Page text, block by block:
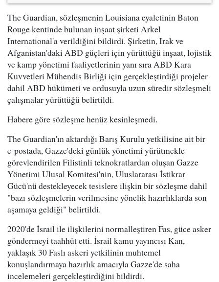
The Guardian, sözleşmenin Louisiana eyaletinin Baton
Rouge kentinde bulunan inşaat şirketi Arkel
International'a verildiğini bildirdi. Şirketin, Irak ve
Afganistan'daki ABD güçleri için yürüttüğü inşaat, lojistik
ve kamp yönetimi faaliyetlerinin yanı sıra ABD Kara
Kuvvetleri Mühendis Birliği için gerçekleştirdiği projeler
dahil ABD hükümeti ve ordusuyla uzun süredir sözleşmeli
çalışmalar yürüttüğü belirtildi.
Habere göre sözleşme henüz kesinleşmedi.
The Guardian'ın aktardığı Barış Kurulu yetkilisine ait bir
e-postada, Gazze'deki günlük yönetimi yürütmekle
görevlendirilen Filistinli teknokratlardan oluşan Gazze
Yönetimi Ulusal Komitesi'nin, Uluslararası İstikrar
Gücü'nü destekleyecek tesislere ilişkin bir sözleşme dahil
"bazı sözleşmelerin verilmesine yönelik hazırlıklarda son
aşamaya geldiği" belirtildi.
2020'de İsrail ile ilişkilerini normalleştiren Fas, güce asker
göndermeyi taahhüt etti. İsrail kamu yayıncısı Kan,
yaklaşık 30 Faslı askeri yetkilinin muhtemel
konuşlandırmaya hazırlık amacıyla Gazze'de saha
incelemeleri gerçekleştirdiğini bildirdi.